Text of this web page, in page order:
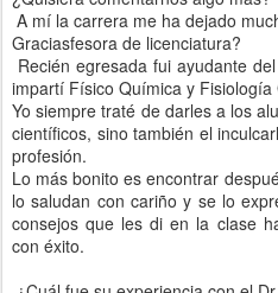
A mí la carrera me ha dejado
Graciasfesora de licenciatura?
Recién egresada fui ayudante
impartí Físico Química y
Yo siempre traté de darles a los
científicos, sino también el
profesión.
Lo más bonito es encontrar
lo saludan con cariño y se lo
consejos que les di en la clase
con éxito.